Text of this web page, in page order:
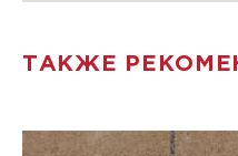
ТАКЖЕ